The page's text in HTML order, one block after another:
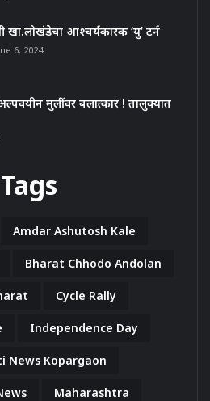
खा.लोखंडेचा आश्चर्यकारक ‘यु’ टर्न
6, 2024
मुलींवर बलात्कार ! तालुक्यात
Tags
Amdar Ashutosh Kale
Bharat Chhodo Andolan
Cycle Rally
Independence Day
News Kopargaon
Maharashtra